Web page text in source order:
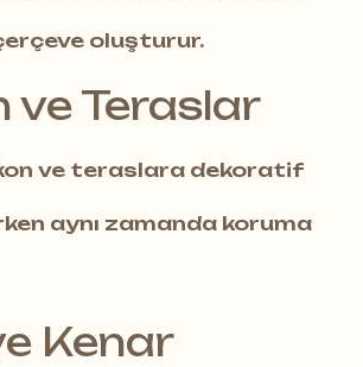
oluşturur.
ve Teraslar
ve teraslara dekoratif
aynı zamanda koruma
Kenar